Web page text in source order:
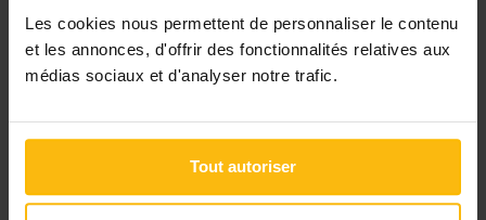
Les cookies nous permettent de personnaliser le contenu
et les annonces, d'offrir des fonctionnalités relatives aux
médias sociaux et d'analyser notre trafic.
Tout autoriser
FILTRES
Les derniers sujets
Les messages sans réponse
Recherche avancée
DANS LA RUBRIQUE « EDUCATEUR(TRICE) »
TFE educ. : réecrire avec methodologie
les rôles de l'éducateur en école secondaire
en savoir plus sur l'éducateur sportif